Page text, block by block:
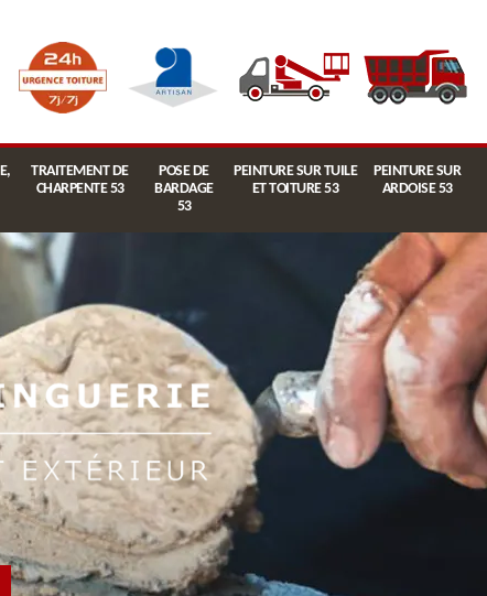
TRAITEMENT DE
CHARPENTE 53
POSE DE
BARDAGE
53
PEINTURE SUR TUILE
ET TOITURE 53
PEINTURE SUR
ARDOISE 53